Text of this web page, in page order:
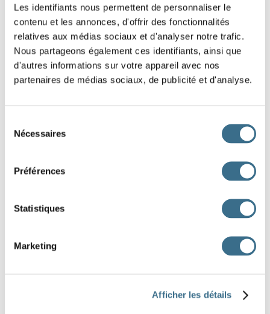
Les identifiants nous permettent de personnaliser le
contenu et les annonces, d'offrir des fonctionnalités
relatives aux médias sociaux et d'analyser notre trafic.
Nous partageons également ces identifiants, ainsi que
d'autres informations sur votre appareil avec nos
partenaires de médias sociaux, de publicité et d'analyse.
Nécessaires
Préférences
Statistiques
Marketing
Afficher les détails
Put the letters on the right order (drags the
letters)
Hint: Sucré
P S R O I